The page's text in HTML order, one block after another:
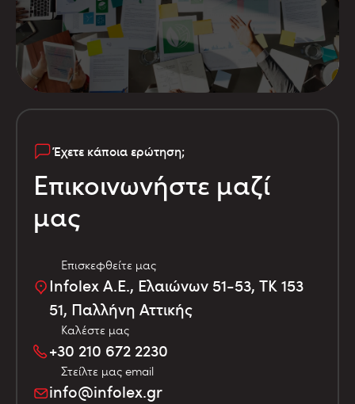
Έχετε κάποια ερώτηση;
Επικοινωνήστε μαζί
μας
Επισκεφθείτε μας
Infolex Α.Ε., Ελαιώνων 51-53, TK 153
51, Παλλήνη Αττικής
Καλέστε μας
+30 210 672 2230
Στείλτε μας email
info@infolex.gr